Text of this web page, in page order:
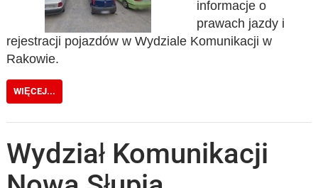
informacje o
prawach jazdy i
rejestracji pojazdów w Wydziale Komunikacji w
Rakowie.
WIĘCEJ...
Wydział Komunikacji